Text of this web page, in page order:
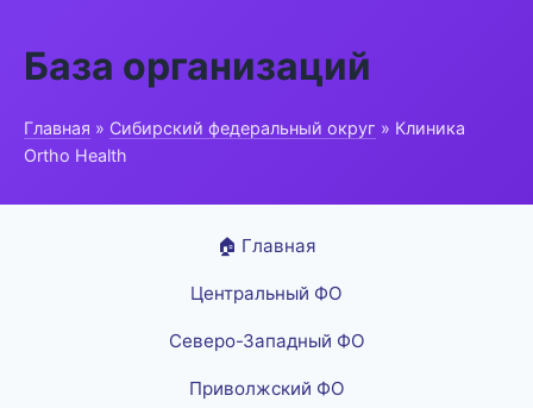
База организаций
Главная » Сибирский федеральный округ » Клиника
Ortho Health
🏠 Главная
Центральный ФО
Северо-Западный ФО
Приволжский ФО